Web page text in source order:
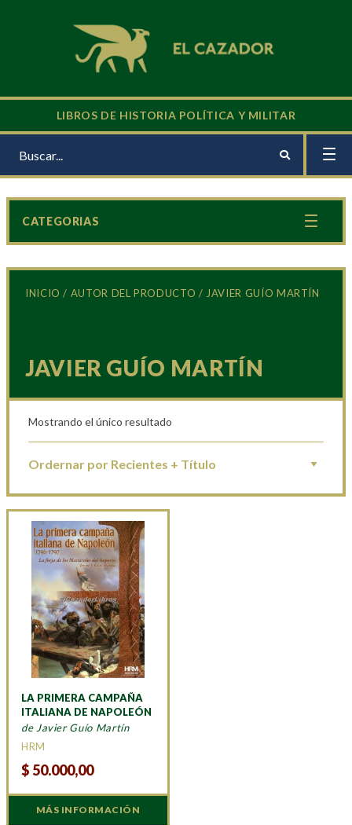
LIBROS DE HISTORIA POLÍTICA Y MILITAR
INICIO / AUTOR DEL PRODUCTO / JAVIER GUÍO MARTÍN
JAVIER GUÍO MARTÍN
Mostrando el único resultado
LA PRIMERA CAMPAÑA
ITALIANA DE NAPOLEÓN
de Javier Guío Martín
HRM
$ 50.000,00
MÁS INFORMACIÓN
CATEGORIAS